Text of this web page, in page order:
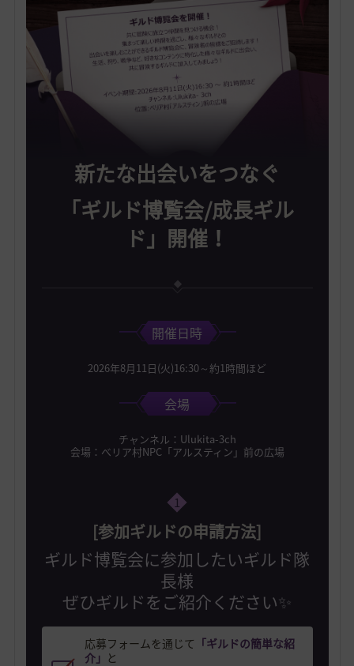
新たな出会いをつなぐ
「ギルド博覧会/成長ギル
ド」開催！
開催日時
2026年8月11日(火)16:30～約1時間ほど
会場
チャンネル：Ulukita-3ch
会場：べリア村NPC「アルスティン」前の広場
1
[参加ギルドの申請方法]
ギルド博覧会に参加したいギルド隊
長様
ぜひギルドをご紹介ください✨
応募フォームを通じて 「ギルドの簡単な紹
介」 と